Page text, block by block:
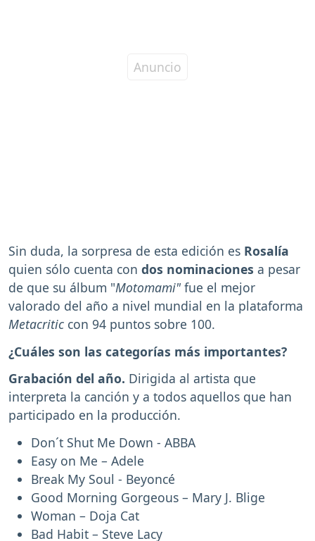
Sin duda, la sorpresa de esta edición es Rosalía
quien sólo cuenta con dos nominaciones a pesar
de que su álbum "Motomami" fue el mejor
valorado del año a nivel mundial en la plataforma
Metacritic con 94 puntos sobre 100.
¿Cuáles son las categorías más importantes?
Grabación del año. Dirigida al artista que
interpreta la canción y a todos aquellos que han
participado en la producción.
Don´t Shut Me Down - ABBA
Easy on Me – Adele
Break My Soul - Beyoncé
Good Morning Gorgeous – Mary J. Blige
Woman – Doja Cat
Bad Habit – Steve Lacy